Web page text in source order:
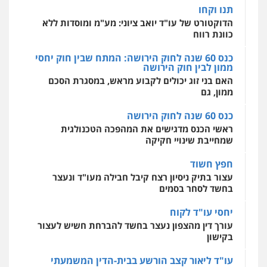
מקצועיים לעורכי דין
מרכז התחלה חדשה
אסירים עבירות מין שירותים מקצועיים
לעורכי דין
תנו וקחו
הדוקטורט של עו"ד יואב ציוני: מע"מ ומוסדות ללא
כוונת רווח
כנס 60 שנה לחוק הירושה: המתח שבין חוק יחסי
ממון לבין חוק הירושה
האם בני זוג יכולים לקבוע מראש, במסגרת הסכם
ממון, גם
כנס 60 שנה לחוק הירושה
ראשי הכנס מדגישים את המהפכה הטכנולגית
שמחייבת שינויי חקיקה
חפץ חשוד
עצור בתיק ניסיון רצח קיבל חבילה מעו"ד ונעצר
בחשד לסחר בסמים
יחסי עו"ד לקוח
עורך דין מהצפון נעצר בחשד להברחת חשיש לעצור
בקישון
עו"ד ליאור קצב הורשע בבית-הדין המשמעתי